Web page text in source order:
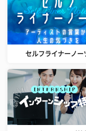
セルフライナーノー